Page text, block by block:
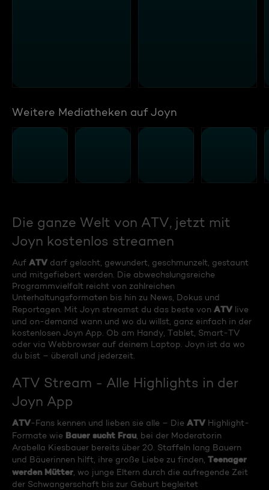
Weitere Mediatheken auf Joyn
Die ganze Welt von ATV, jetzt mit
Joyn kostenlos streamen
Auf ATV darf gelacht, gewundert, geschmunzelt, gestaunt
und mitgefiebert werden. Die abwechslungsreiche
Programmvielfalt reicht von zahlreichen
Unterhaltungsformaten bis hin zu News, Dokus und
Reportagen. Mit Joyn streamst du das beste von ATV live
und on-demand wann und wo du willst, ganz einfach in der
kostenlosen Joyn App. Ob am Handy, Tablet, Smart-TV
oder via Webbrowser auf deinem Laptop. Joyn ist da wo
du bist – überall und jederzeit.
ATV Stream - Alle Highlights in der
Joyn App
ATV-Fans kennen und lieben sie alle – Die ATV Highlight-
Formate wie Bauer sucht Frau , bei der Moderatorin
Arabella Kiesbauer bereits über 20. Staffeln lang Bauern
und Bäuerinnen hilft, ihre große Liebe zu finden, Teenager
werden Mütter , wo junge Eltern durch die aufregende Zeit
der Schwangerschaft bis zur Geburt begleitet